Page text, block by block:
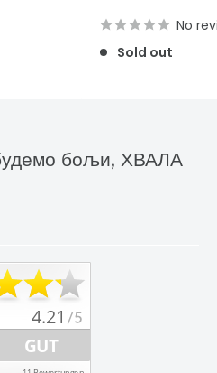
price
No
Sold out
бољи, ХВАЛА